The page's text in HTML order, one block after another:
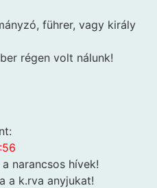
führer, vagy király
régen volt nálunk!
narancsos hívek!
a k.rva anyjukat!